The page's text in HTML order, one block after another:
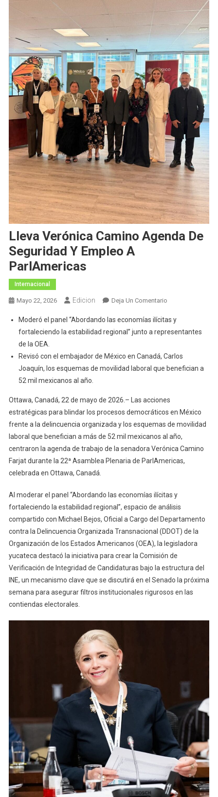
Lleva Verónica Camino Agenda De
Seguridad Y Empleo A
ParlAmericas
Internacional
Mayo 22, 2026 Edicion Deja Un ComentarioEn
Verónica
Camino
De
Seguridad
A
ParlAmericas
Moderó el panel “Abordando las economías ilícitas y
fortaleciendo la estabilidad regional” junto a representantes
de la OEA.
Revisó con el embajador de México en Canadá, Carlos
Joaquín, los esquemas de movilidad laboral que benefician a
52 mil mexicanos al año.
Ottawa, Canadá, 22 de mayo de 2026.– Las acciones
estratégicas para blindar los procesos democráticos en México
frente a la delincuencia organizada y los esquemas de movilidad
laboral que benefician a más de 52 mil mexicanos al año,
centraron la agenda de trabajo de la senadora Verónica Camino
Farjat durante la 22ª Asamblea Plenaria de ParlAmericas,
celebrada en Ottawa, Canadá.
Al moderar el panel “Abordando las economías ilícitas y
fortaleciendo la estabilidad regional”, espacio de análisis
compartido con Michael Bejos, Oficial a Cargo del Departamento
contra la Delincuencia Organizada Transnacional (DDOT) de la
Organización de los Estados Americanos (OEA), la legisladora
yucateca destacó la iniciativa para crear la Comisión de
Verificación de Integridad de Candidaturas bajo la estructura del
INE, un mecanismo clave que se discutirá en el Senado la próxima
semana para asegurar filtros institucionales rigurosos en las
contiendas electorales.